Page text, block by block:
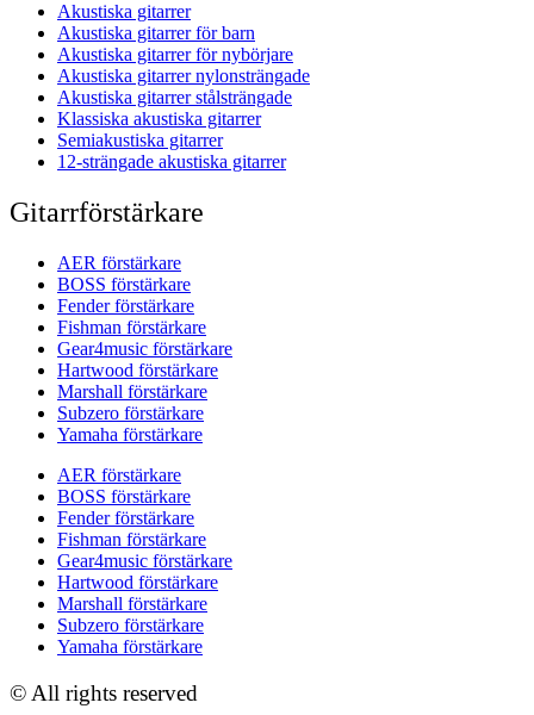
Akustiska gitarrer
Akustiska gitarrer för barn
Akustiska gitarrer för nybörjare
Akustiska gitarrer nylonsträngade
Akustiska gitarrer stålsträngade
Klassiska akustiska gitarrer
Semiakustiska gitarrer
12-strängade akustiska gitarrer
Gitarrförstärkare
AER förstärkare
BOSS förstärkare
Fender förstärkare
Fishman förstärkare
Gear4music förstärkare
Hartwood förstärkare
Marshall förstärkare
Subzero förstärkare
Yamaha förstärkare
AER förstärkare
BOSS förstärkare
Fender förstärkare
Fishman förstärkare
Gear4music förstärkare
Hartwood förstärkare
Marshall förstärkare
Subzero förstärkare
Yamaha förstärkare
© All rights reserved